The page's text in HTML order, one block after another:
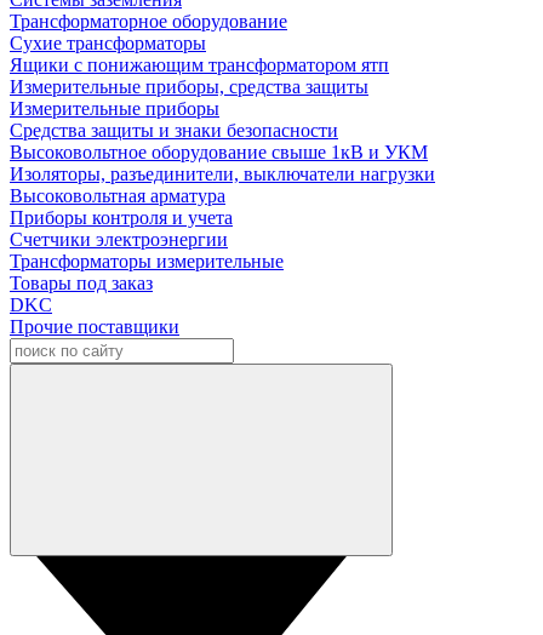
Трансформаторное оборудование
Сухие трансформаторы
Ящики с понижающим трансформатором ятп
Измерительные приборы, средства защиты
Измерительные приборы
Средства защиты и знаки безопасности
Высоковольтное оборудование свыше 1кВ и УКМ
Изоляторы, разъединители, выключатели нагрузки
Высоковольтная арматура
Приборы контроля и учета
Счетчики электроэнергии
Трансформаторы измерительные
Товары под заказ
DKC
Прочие поставщики